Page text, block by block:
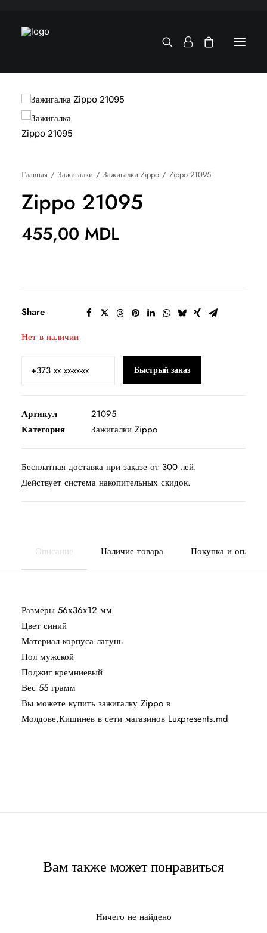
Главная Зажигалки Зажигалки Zippo Zippo 21095
Zippo 21095
455,00 MDL
Share
Нет в наличии
Быстрый заказ
Артикул
21095
Категория
Зажигалки Zippo
Бесплатная доставка при заказе от 300 лей.
Действует система накопительных скидок.
Описание Наличие товара Покупка и оплата
Размеры 56х36х12 мм
Цвет синий
Материал корпуса латунь
Пол мужской
Поджиг кремниевый
Вес 55 грамм
Вы можете купить зажигалку Zippo в
Молдове,Кишинев в сети магазинов Luxpresents.md
Вам также может понравиться
Ничего не найдено